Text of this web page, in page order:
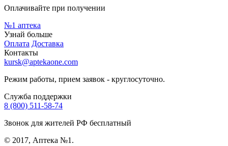
Оплачивайте при получении
№1 аптека
Узнай больше
Оплата Доставка
Контакты
kursk@aptekaone.com
Режим работы, прием заявок - круглосуточно.
Служба поддержки
8 (800) 511-58-74
Звонок для жителей РФ бесплатный
© 2017, Аптека №1.